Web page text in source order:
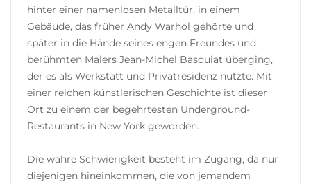
hinter einer namenlosen Metalltür, in einem
Gebäude, das früher Andy Warhol gehörte und
später in die Hände seines engen Freundes und
berühmten Malers Jean-Michel Basquiat überging,
der es als Werkstatt und Privatresidenz nutzte. Mit
einer reichen künstlerischen Geschichte ist dieser
Ort zu einem der begehrtesten Underground-
Restaurants in New York geworden.
Die wahre Schwierigkeit besteht im Zugang, da nur
diejenigen hineinkommen, die von jemandem